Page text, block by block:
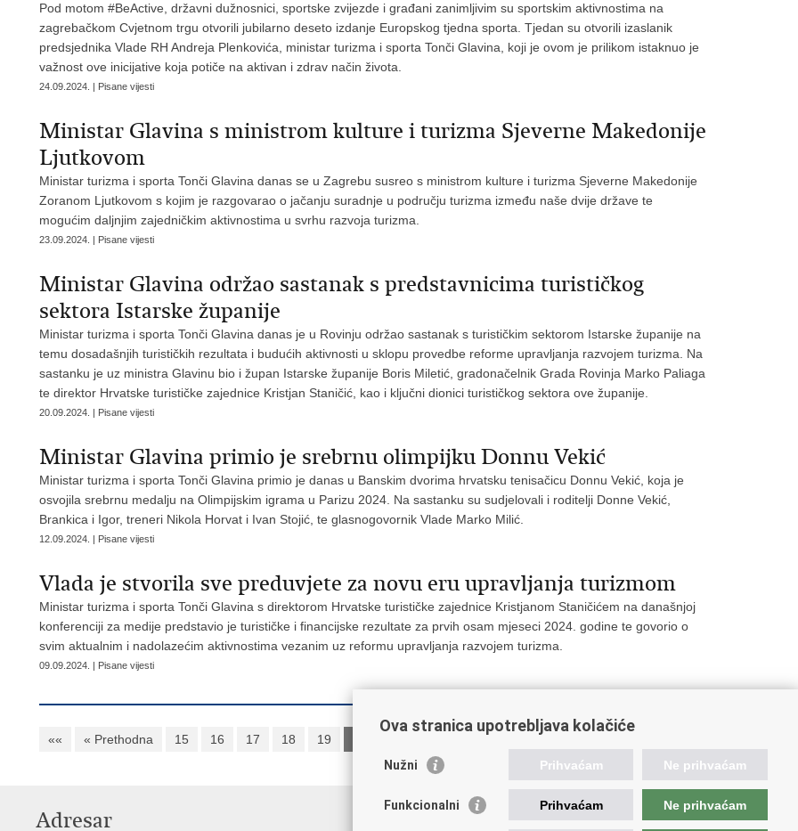
Pod motom #BeActive, državni dužnosnici, sportske zvijezde i građani zanimljivim su sportskim aktivnostima na
zagrebačkom Cvjetnom trgu otvorili jubilarno deseto izdanje Europskog tjedna sporta. Tjedan su otvorili izaslanik
predsjednika Vlade RH Andreja Plenkovića, ministar turizma i sporta Tonči Glavina, koji je ovom je prilikom istaknuo je
važnost ove inicijative koja potiče na aktivan i zdrav način života.
24.09.2024. | Pisane vijesti
Ministar Glavina s ministrom kulture i turizma Sjeverne Makedonije
Ljutkovom
Ministar turizma i sporta Tonči Glavina danas se u Zagrebu susreo s ministrom kulture i turizma Sjeverne Makedonije
Zoranom Ljutkovom s kojim je razgovarao o jačanju suradnje u području turizma između naše dvije države te
mogućim daljnjim zajedničkim aktivnostima u svrhu razvoja turizma.
23.09.2024. | Pisane vijesti
Ministar Glavina održao sastanak s predstavnicima turističkog
sektora Istarske županije
Ministar turizma i sporta Tonči Glavina danas je u Rovinju održao sastanak s turističkim sektorom Istarske županije na
temu dosadašnjih turističkih rezultata i budućih aktivnosti u sklopu provedbe reforme upravljanja razvojem turizma. Na
sastanku je uz ministra Glavinu bio i župan Istarske županije Boris Miletić, gradonačelnik Grada Rovinja Marko Paliaga
te direktor Hrvatske turističke zajednice Kristjan Staničić, kao i ključni dionici turističkog sektora ove županije.
20.09.2024. | Pisane vijesti
Ministar Glavina primio je srebrnu olimpijku Donnu Vekić
Ministar turizma i sporta Tonči Glavina primio je danas u Banskim dvorima hrvatsku tenisačicu Donnu Vekić, koja je
osvojila srebrnu medalju na Olimpijskim igrama u Parizu 2024. Na sastanku su sudjelovali i roditelji Donne Vekić,
Brankica i Igor, treneri Nikola Horvat i Ivan Stojić, te glasnogovornik Vlade Marko Milić.
12.09.2024. | Pisane vijesti
Vlada je stvorila sve preduvjete za novu eru upravljanja turizmom
Ministar turizma i sporta Tonči Glavina s direktorom Hrvatske turističke zajednice Kristjanom Staničićem na današnjoj
konferenciji za medije predstavio je turističke i financijske rezultate za prvih osam mjeseci 2024. godine te govorio o
svim aktualnim i nadolazećim aktivnostima vezanim uz reformu upravljanja razvojem turizma.
09.09.2024. | Pisane vijesti
«« « Prethodna 15 16 17 18 19 Sljedeća »
Adresar Korisne poveznice
Ova stranica upotrebljava kolačiće
Nužni Prihvaćam Ne prihvaćam
Funkcionalni Prihvaćam Ne prihvaćam